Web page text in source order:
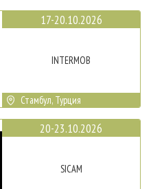
17-20.10.2026
INTERMOB
Стамбул, Турция
20-23.10.2026
SICAM